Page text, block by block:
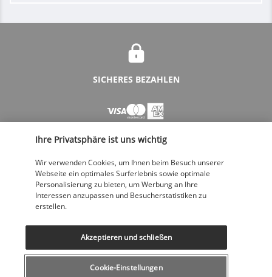
SICHERES BEZAHLEN
FOLGEN SIE UNS
KONTAKTIEREN SIE UNS
Ihre Privatsphäre ist uns wichtig
Wir verwenden Cookies, um Ihnen beim Besuch unserer
Webseite ein optimales Surferlebnis sowie optimale
Personalisierung zu bieten, um Werbung an Ihre
Interessen anzupassen und Besucherstatistiken zu
erstellen.
Cookie-Einstellungen
Akzeptieren und schließen